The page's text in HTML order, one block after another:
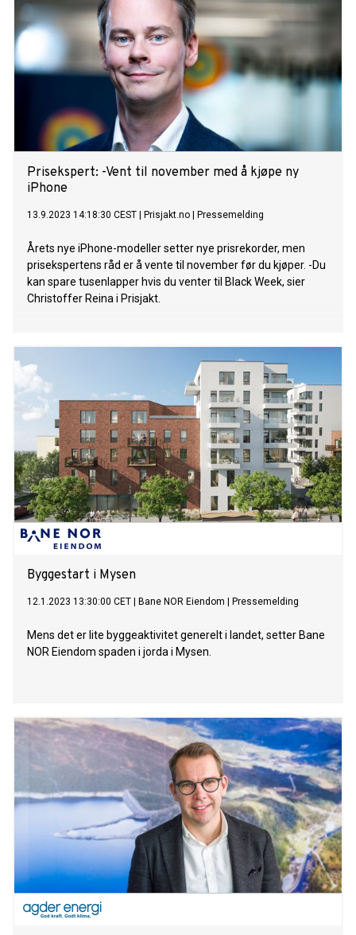
Prisekspert: -Vent til november med å kjøpe ny
iPhone
13.9.2023 14:18:30 CEST Prisjakt.no Pressemelding
Årets nye iPhone-modeller setter nye prisrekorder, men
prisekspertens råd er å vente til november før du kjøper. -Du
kan spare tusenlapper hvis du venter til Black Week, sier
Christoffer Reina i Prisjakt.
Byggestart i Mysen
12.1.2023 13:30:00 CET Bane NOR Eiendom Pressemelding
Mens det er lite byggeaktivitet generelt i landet, setter Bane
NOR Eiendom spaden i jorda i Mysen.